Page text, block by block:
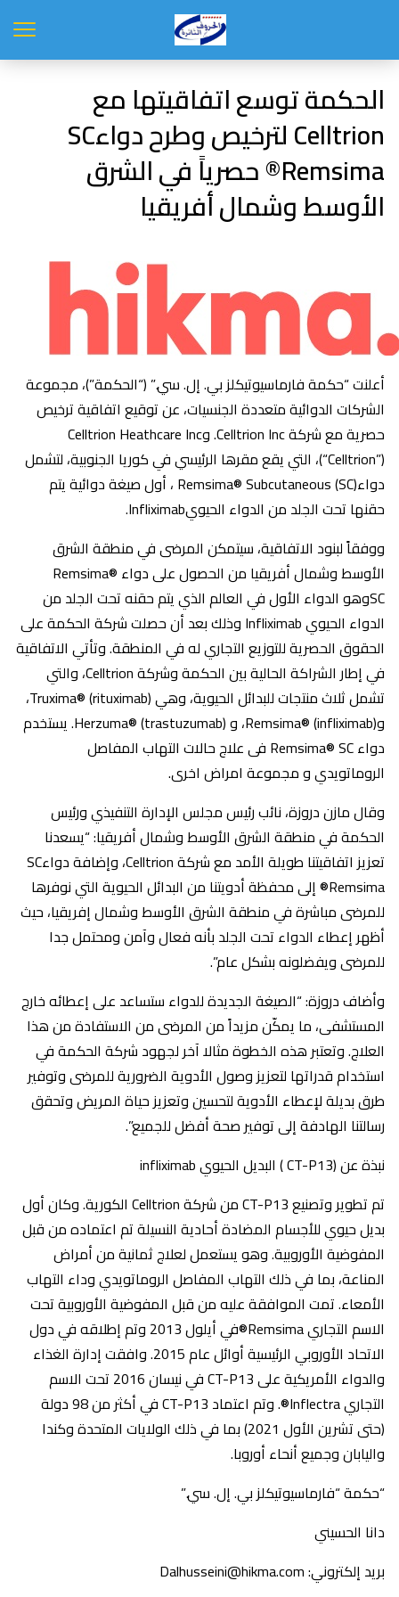
الحكمة توسع اتفاقيتها مع
Celltrion لترخيص وطرح دواءSC
Remsima® حصرياً في الشرق
الأوسط وشمال أفريقيا
أعلنت “حكمة فارماسيوتيكلز بي. إل. سي.” (“الحكمة”)، مجموعة
الشركات الدوائية متعددة الجنسيات، عن توقيع اتفاقية ترخيص
حصرية مع شركة Celltrion Inc. وCelltrion Heathcare Inc
(“Celltrion”)، التي يقع مقرها الرئيسي في كوريا الجنوبية، لتشمل
دواءRemsima® Subcutaneous (SC) ، أول صيغة دوائية يتم
حقنها تحت الجلد من الدواء الحيويInfliximab.
ووفقاً لبنود الاتفاقية، سيتمكن المرضى في منطقة الشرق
الأوسط وشمال أفريقيا من الحصول على دواء Remsima®
SCوهو الدواء الأول في العالم الذي يتم حقنه تحت الجلد من
الدواء الحيوي Infliximab وذلك بعد أن حصلت شركة الحكمة على
الحقوق الحصرية للتوزيع التجاري له في المنطقة. وتأتي الاتفاقية
في إطار الشراكة الحالية بين الحكمة وشركة Celltrion، والتي
تشمل ثلاث منتجات للبدائل الحيوية، وهي Truxima® (rituximab)،
وRemsima® (infliximab)، و Herzuma® (trastuzumab). يستخدم
دواء Remsima® SC فى علاج حالات التهاب المفاصل
الروماتويدي و مجموعة امراض اخرى.
وقال مازن دروزة، نائب رئيس مجلس الإدارة التنفيذي ورئيس
الحكمة في منطقة الشرق الأوسط وشمال أفريقيا: “يسعدنا
تعزيز اتفاقيتنا طويلة الأمد مع شركة Celltrion، وإضافة دواءSC
Remsima® إلى محفظة أدويتنا من البدائل الحيوية التي نوفرها
للمرضى مباشرة في منطقة الشرق الأوسط وشمال إفريقيا، حيث
أظهر إعطاء الدواء تحت الجلد بأنه فعال وآمن ومحتمل جدا
للمرضى ويفضلونه بشكل عام”.
وأضاف دروزة: “الصيغة الجديدة للدواء ستساعد على إعطائه خارج
المستشفى، ما يمكّن مزيداً من المرضى من الاستفادة من هذا
العلاج. وتعتبر هذه الخطوة مثالا آخر لجهود شركة الحكمة في
استخدام قدراتها لتعزيز وصول الأدوية الضرورية للمرضى وتوفير
طرق بديلة لإعطاء الأدوية لتحسين وتعزيز حياة المريض وتحقق
رسالتنا الهادفة إلى توفير صحة أفضل للجميع”.
نبذة عن (CT-P13 ) البديل الحيوي infliximab
تم تطوير وتصنيع CT-P13 من شركة Celltrion الكورية. وكان أول
بديل حيوي للأجسام المضادة أحادية النسيلة تم اعتماده من قبل
المفوضية الأوروبية. وهو يستعمل لعلاج ثمانية من أمراض
المناعة، بما في ذلك التهاب المفاصل الروماتويدي وداء التهاب
الأمعاء. تمت الموافقة عليه من قبل المفوضية الأوروبية تحت
الاسم التجاري Remsima®في أيلول 2013 وتم إطلاقه في دول
الاتحاد الأوروبي الرئيسية أوائل عام 2015. وافقت إدارة الغذاء
والدواء الأمريكية على CT-P13 في نيسان 2016 تحت الاسم
التجاري Inflectra®. وتم اعتماد CT-P13 في أكثر من 98 دولة
(حتى تشرين الأول 2021) بما في ذلك الولايات المتحدة وكندا
واليابان وجميع أنحاء أوروبا.
“حكمة “فارماسيوتيكلز بي. إل. سي.”
دانا الحسيني
بريد إلكتروني: Dalhusseini@hikma.com